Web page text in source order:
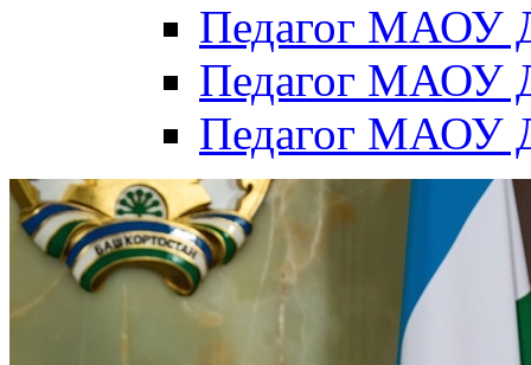
Педагог МАОУ
Педагог МАОУ
Педагог МАОУ